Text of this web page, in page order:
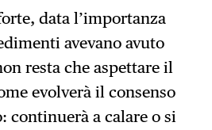
data l’importanza
avevano avuto
resta che aspettare il
evolverà il consenso
continuerà a calare o si